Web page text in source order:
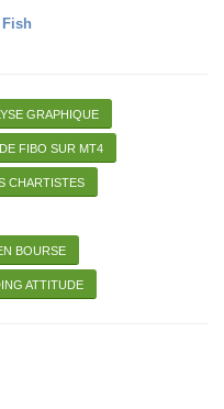
GRAPHIQUE
FIBO SUR MT4
CHARTISTES
BOURSE
ATTITUDE